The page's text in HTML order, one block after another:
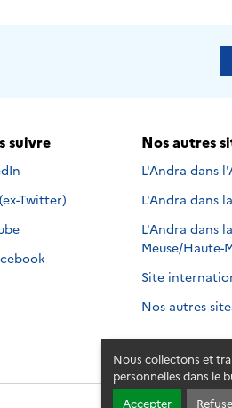
Nous collectons et
personnelles dans le
Accepter
suivre
sur
suivre sur
Twitter)
sur
suivre sur
Nos autres
L'Andra dans
L'Andra dans
L'Andra dans la
Meuse/Haute-
Site
Nos autres